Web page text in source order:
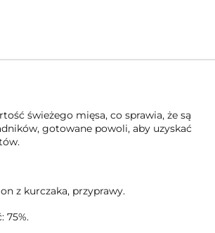
świeżego mięsa, co sprawia, że są
gotowane powoli, aby uzyskać
z kurczaka, przyprawy.
75%.